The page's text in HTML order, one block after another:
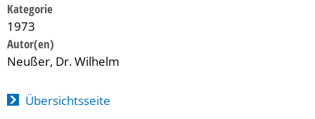
Kategorie
1973
Neußer, Dr. Wilhelm
Übersichtsseite